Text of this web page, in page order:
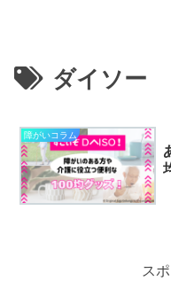
ダイソー
障がいコラム
ス